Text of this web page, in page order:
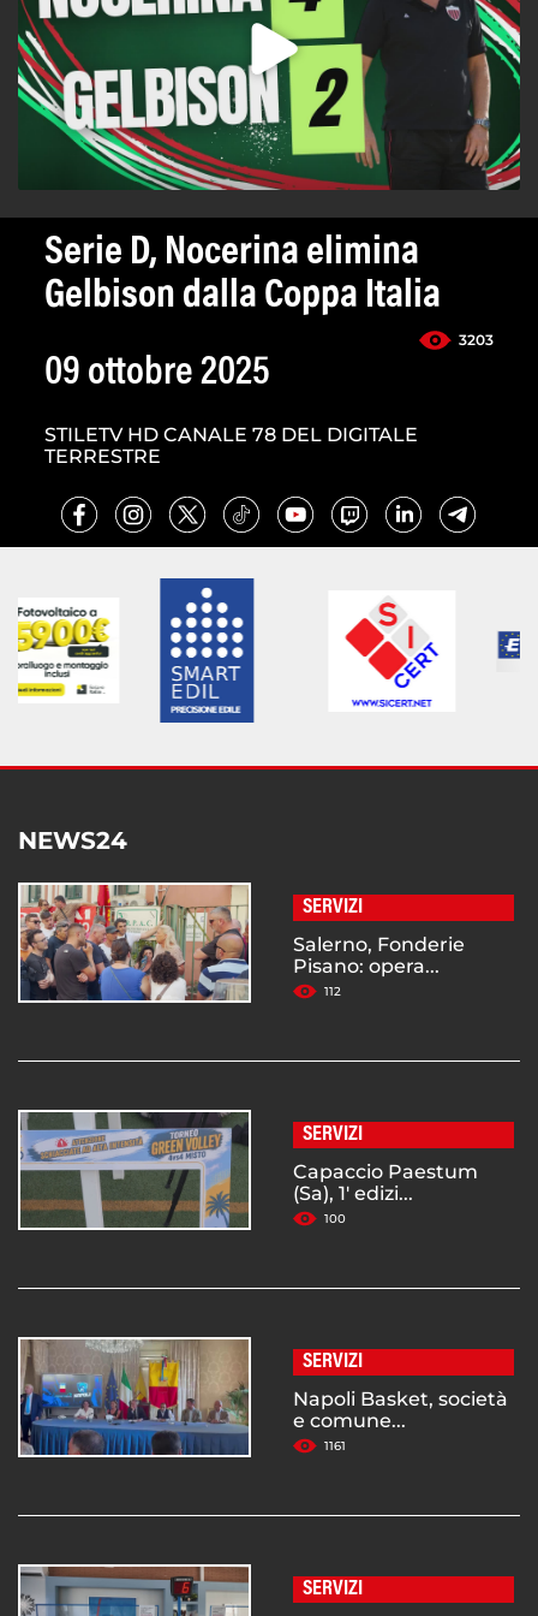
Serie D, Nocerina elimina
Gelbison dalla Coppa Italia
3203
09 ottobre 2025
STILETV HD CANALE 78 DEL DIGITALE
TERRESTRE
NEWS24
SERVIZI
Salerno, Fonderie
Pisano: opera...
112
SERVIZI
Capaccio Paestum
(Sa), 1' edizi...
100
SERVIZI
Napoli Basket, società
e comune...
1161
SERVIZI